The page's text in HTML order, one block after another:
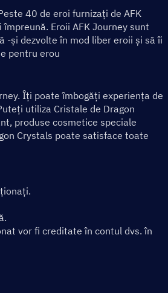
40 de eroi furnizați de AFK
Eroii AFK Journey sunt
și dezvolte în mod liber eroii și să îi
pentru erou
Îți poate îmbogăți experiența de
utiliza Cristale de Dragon
produse cosmetice speciale
Crystals poate satisface toate
vor fi creditate în contul dvs. în